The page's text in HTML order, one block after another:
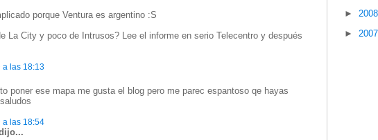
porque Ventura es argentino :S
La City y poco de Intrusos? Lee el informe en serio Telecentro y después
a las 18:13
poner ese mapa me gusta el blog pero me parec espantoso qe hayas
a las 18:54
►
►